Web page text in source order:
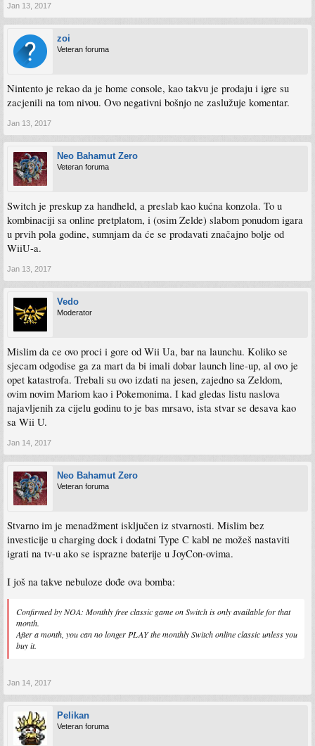
Jan 13, 2017
zoi
Veteran foruma
Nintento je rekao da je home console, kao takvu je prodaju i igre su
zacjenili na tom nivou. Ovo negativni bošnjo ne zaslužuje komentar.
Jan 13, 2017
Neo Bahamut Zero
Veteran foruma
Switch je preskup za handheld, a preslab kao kućna konzola. To u
kombinaciji sa online pretplatom, i (osim Zelde) slabom ponudom igara
u prvih pola godine, sumnjam da će se prodavati značajno bolje od
WiiU-a.
Jan 13, 2017
Vedo
Moderator
Mislim da ce ovo proci i gore od Wii Ua, bar na launchu. Koliko se
sjecam odgodise ga za mart da bi imali dobar launch line-up, al ovo je
opet katastrofa. Trebali su ovo izdati na jesen, zajedno sa Zeldom,
ovim novim Mariom kao i Pokemonima. I kad gledas listu naslova
najavljenih za cijelu godinu to je bas mrsavo, ista stvar se desava kao
sa Wii U.
Jan 14, 2017
Neo Bahamut Zero
Veteran foruma
Stvarno im je menadžment isključen iz stvarnosti. Mislim bez
investicije u charging dock i dodatni Type C kabl ne možeš nastaviti
igrati na tv-u ako se isprazne baterije u JoyCon-ovima.
I još na takve nebuloze dođe ova bomba:
Confirmed by NOA: Monthly free classic game on Switch is only available for that
month.
After a month, you can no longer PLAY the monthly Switch online classic unless you
buy it.
Jan 14, 2017
Pelikan
Veteran foruma